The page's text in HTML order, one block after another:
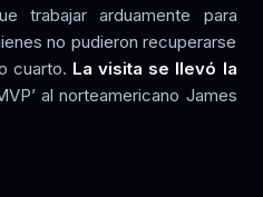
trabajar arduamente para
no pudieron recuperarse
cuarto. La visita se llevó la
al norteamericano James